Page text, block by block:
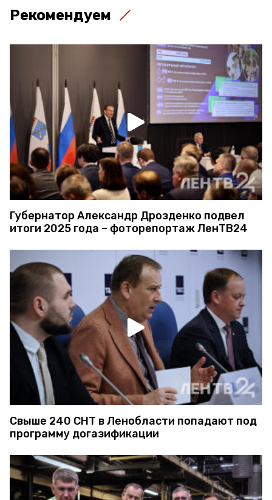
Рекомендуем
Губернатор Александр Дрозденко подвел
итоги 2025 года – фоторепортаж ЛенТВ24
Свыше 240 СНТ в Ленобласти попадают под
программу догазификации